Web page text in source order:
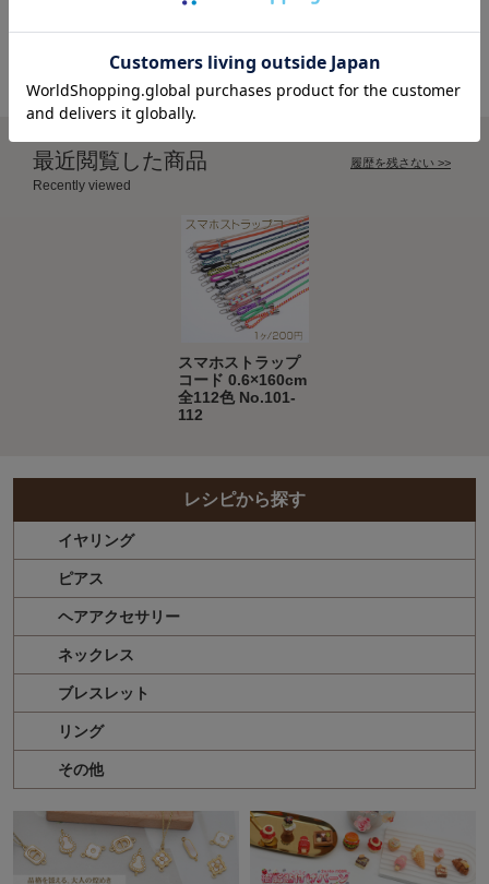
最近閲覧した商品
Recently viewed
履歴を残さない >>
スマホストラップ
コード 0.6×160cm
全112色 No.101-
112
レシピから探す
イヤリング
ピアス
ヘアアクセサリー
ネックレス
ブレスレット
リング
その他